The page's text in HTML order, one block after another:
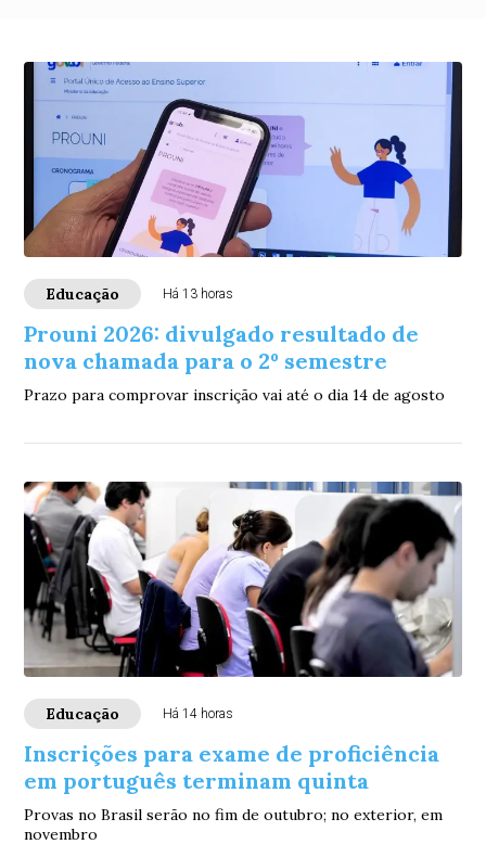
Educação Há 13 horas
Prouni 2026: divulgado resultado de
nova chamada para o 2º semestre
Prazo para comprovar inscrição vai até o dia 14 de agosto
Educação Há 14 horas
Inscrições para exame de proficiência
em português terminam quinta
Provas no Brasil serão no fim de outubro; no exterior, em
novembro